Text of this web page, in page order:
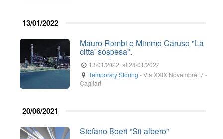
13/01/2022
Mauro Rombi e Mimmo Caruso "La
citta' sospesa".
13/01/2022 al 28/01/2022
Temporary Storing -Via XXIX Novembre, 7-
Cagliari
20/06/2021
Stefano Boeri “Sii albero”